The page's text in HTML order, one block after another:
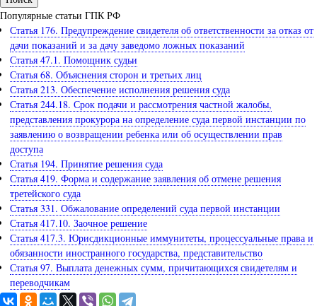
Популярные статьи ГПК РФ
Статья 176. Предупреждение свидетеля об ответственности за отказ от
дачи показаний и за дачу заведомо ложных показаний
Статья 47.1. Помощник судьи
Статья 68. Объяснения сторон и третьих лиц
Статья 213. Обеспечение исполнения решения суда
Статья 244.18. Срок подачи и рассмотрения частной жалобы,
представления прокурора на определение суда первой инстанции по
заявлению о возвращении ребенка или об осуществлении прав
доступа
Статья 194. Принятие решения суда
Статья 419. Форма и содержание заявления об отмене решения
третейского суда
Статья 331. Обжалование определений суда первой инстанции
Статья 417.10. Заочное решение
Статья 417.3. Юрисдикционные иммунитеты, процессуальные права и
обязанности иностранного государства, представительство
Статья 97. Выплата денежных сумм, причитающихся свидетелям и
переводчикам